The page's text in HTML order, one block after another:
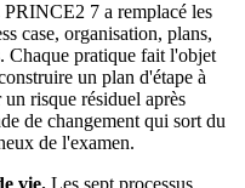
PRINCE2 7 a remplacé les
case, organisation, plans,
Chaque pratique fait l'objet
un plan d'étape à
risque résiduel après
de changement qui sort du
de l'examen.